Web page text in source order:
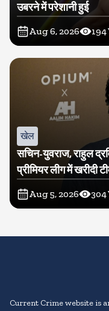
उबरने में परेशानी हुई
Aug 6, 2026 194
खेल
सचिन-युवराज, राहुल
प्रीमियर लीग में खरीदी
Aug 5, 2026 304
Current Crime website is